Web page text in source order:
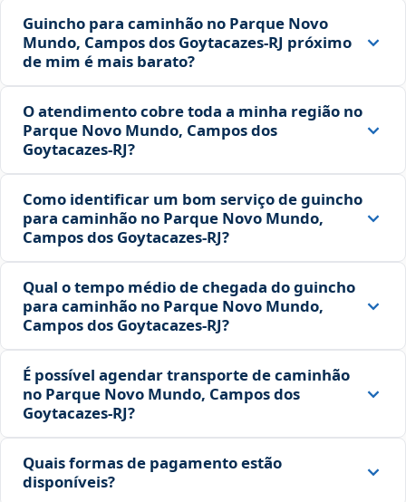
Guincho para caminhão no Parque Novo
Mundo, Campos dos Goytacazes‑RJ próximo
de mim é mais barato?
O atendimento cobre toda a minha região no
Parque Novo Mundo, Campos dos
Goytacazes‑RJ?
Como identificar um bom serviço de guincho
para caminhão no Parque Novo Mundo,
Campos dos Goytacazes‑RJ?
Qual o tempo médio de chegada do guincho
para caminhão no Parque Novo Mundo,
Campos dos Goytacazes‑RJ?
É possível agendar transporte de caminhão
no Parque Novo Mundo, Campos dos
Goytacazes‑RJ?
Quais formas de pagamento estão
disponíveis?